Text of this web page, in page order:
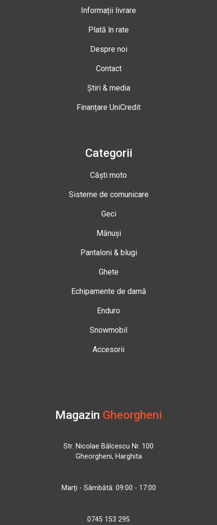
Informații livrare
Plată în rate
Despre noi
Contact
Știri & media
Finanțare UniCredit
Categorii
Căști moto
Sisteme de comunicare
Geci
Mănuși
Pantaloni & blugi
Ghete
Echipamente de damă
Enduro
Snowmobil
Accesorii
Magazin Gheorgheni
Str. Nicolae Bălcescu Nr. 100
Gheorgheni, Harghita
Marți - Sâmbătă: 09:00 - 17:00
0745 153 295